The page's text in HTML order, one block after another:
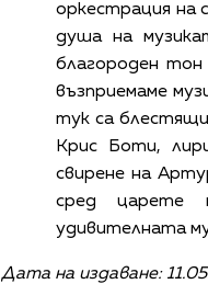
оркестрация на
душа на
благороден
възприемаме
тук са
Крис Боти,
свирене на
сред царете
удивителната
Дата на издаване: